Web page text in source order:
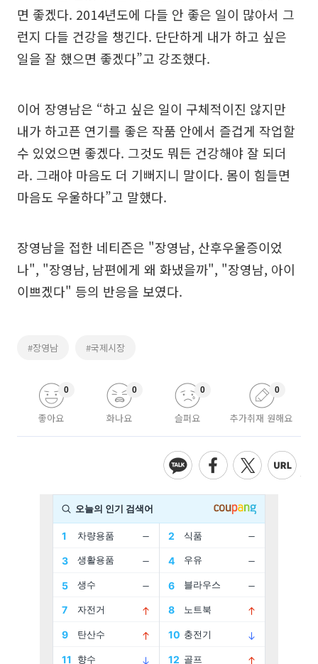
면 좋겠다. 2014년도에 다들 안 좋은 일이 많아서 그
런지 다들 건강을 챙긴다. 단단하게 내가 하고 싶은
일을 잘 했으면 좋겠다”고 강조했다.
이어 장영남은 “하고 싶은 일이 구체적이진 않지만
내가 하고픈 연기를 좋은 작품 안에서 즐겁게 작업할
수 있었으면 좋겠다. 그것도 뭐든 건강해야 잘 되더
라. 그래야 마음도 더 기뻐지니 말이다. 몸이 힘들면
마음도 우울하다”고 말했다.
장영남을 접한 네티즌은 "장영남, 산후우울증이었
나", "장영남, 남편에게 왜 화냈을까", "장영남, 아이
이쁘겠다" 등의 반응을 보였다.
#장영남 #국제시장
좋아요
0
화나요
0
슬퍼요
0
추가취재 원해요
0